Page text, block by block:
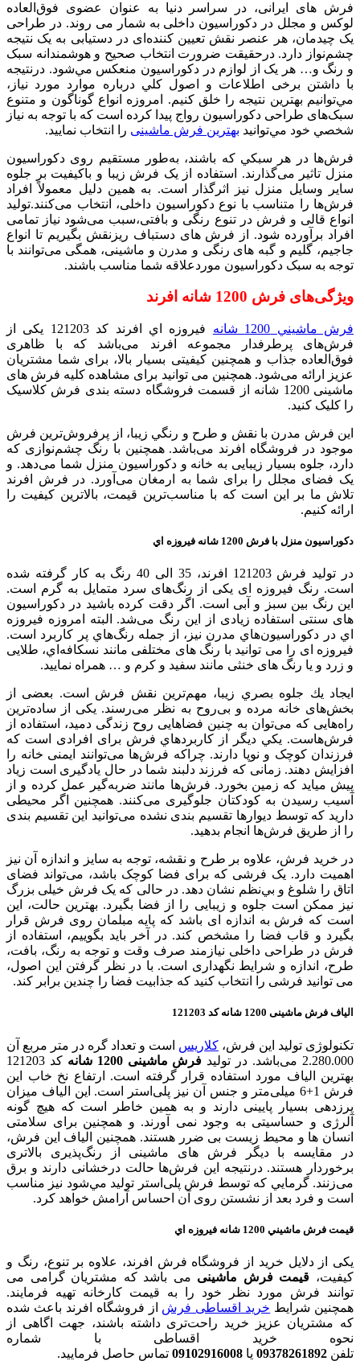
فرش های ایرانی، در سراسر دنیا به عنوان عضوی فوق‌العاده
لوکس و مجلل در دکوراسیون داخلی به شمار می روند. در طراحی
یک چیدمان، هر عنصر نقش تعیین کننده‌ای در دستیابی به یک نتیجه
چشم‌نواز دارد. درحقیقت ضرورت انتخاب صحیح و هوشمندانه سبک
و رنگ و… هر یک از لوازم در دکوراسیون منعكس مي‌شود. درنتیجه
با داشتن برخی اطلاعات و اصول كلي درباره موارد مورد نياز،
مي‌توانيم بهترين نتيجه را خلق كنيم. امروزه انواع گوناگون و متنوع
سبک­‌های طراحی دکوراسیون رواج پیدا کرده‌ است كه با توجه به نیاز
شخصي خود مي‌توانيد بهترین فرش ماشینی را انتخاب نماييد.
فرش‌ها در هر سبكي كه باشند، به‌طور مستقیم روی دکوراسیون
منزل تاثیر می‌گذارند. استفاده از یک فرش زیبا و باکیفیت بر جلوه
سایر وسایل منزل نیز اثرگذار است. به همین دلیل معمولاً افراد
فرش‌ها را متناسب با نوع دکوراسیون داخلی، انتخاب می‌کنند.تولید
انواع قالی و فرش در تنوع رنگی و بافتی،سبب می‌شود نیاز تمامی
افراد برآورده شود. از فرش های دستباف ریزنقش بگيريم تا انواع
جاجیم، گلیم و گبه های رنگی و مدرن و ماشینی، همگی می‌توانند با
توجه به سبک دکوراسیون موردعلاقه شما مناسب باشند.
ویژگی‌های فرش 1200 شانه افرند
فرش ماشيني 1200 شانه
فيروزه اي افرند کد 121203 یکی از
فرش‌های پرطرفدار مجموعه افرند می‌باشد که با ظاهری
فوق‌العاده جذاب و همچنین کیفیتی بسیار بالا، برای شما مشتریان
عزیز ارائه می‌شود. همچنین می توانید برای مشاهده کلیه فرش های
ماشینی 1200 شانه از قسمت فروشگاه دسته بندی فرش کلاسیک
را کلیک کنید.
اين فرش مدرن با نقش و طرح و رنگي زیبا، از پرفروش‌ترین فرش‌
موجود در فروشگاه افرند می‌باشد. همچنین با رنگ چشم‌نوازی که
دارد، جلوه بسیار زیبایی به خانه و دکوراسیون منزل شما می‌دهد. و
یک فضای مجلل را برای شما به ارمغان می‌آورد. در فرش افرند
تلاش ما بر این است که با مناسب‌ترین قیمت، بالاترین کیفیت را
ارائه کنیم.
دکوراسیون منزل با فرش 1200 شانه فيروزه اي
در تولید فرش 121203 افرند، 35 الی 40 رنگ به کار گرفته شده
است. رنگ فیروزه ای یکی از رنگ‌های سرد متمایل به گرم است.
این رنگ بین سبز و آبی است. اگر دقت کرده باشید در دکوراسیون
های سنتی استفاده زیادی از این رنگ می‌شد. البته امروزه فيروزه
اي در دكوراسيون‌هاي مدرن نيز، از جمله رنگ‌هاي پر كاربرد است.
فیروزه ای را می توانید با رنگ های مختلفی مانند نسكافه‌اي، طلایی
و زرد و يا رنگ های خنثی مانند سفید و کرم و … همراه نماييد.
ايجاد يك جلوه بصري زيبا، مهم‌ترين نقش فرش است. بعضی از
بخش‌های خانه مرده و بی‌روح به نظر می‌رسند. یکی از ساده‌ترين
راه‌هایی که می‌توان به چنین فضاهایی روح زندگی دمید، استفاده از
فرش‌هاست. يكي ديگر از كاربردهاي فرش برای افرادی است که
فرزندان کوچک و نوپا دارند. چراكه فرش‌ها می‌توانند ایمنی خانه را
افزایش دهند. زمانی که فرزند دلبند شما در حال یادگیری است زیاد
پیش میاید که زمین بخورد. فرش‌ها مانند ضربه‌گیر عمل کرده و از
آسیب رسيدن به کودکتان جلوگیری می‌کنند. همچنين اگر محیطی
دارید که توسط دیوار‌ها تقسیم بندی نشده می‌توانید این تقسیم بندی
را از طریق فرش‌ها انجام بدهید.
در خريد فرش، علاوه بر طرح و نقشه، توجه به سایز و اندازه آن نيز
اهميت دارد. یک فرشی که برای فضا کوچک باشد، می‌تواند فضای
اتاق را شلوغ و بي‌نظم نشان دهد. در حالی که یک فرش خیلی بزرگ
نیز ممکن است جلوه و زیبایی را از فضا بگیرد. بهترین حالت، این
است که فرش به اندازه ای باشد که پایه مبلمان روی فرش قرار
بگیرد و قاب فضا را مشخص کند. در آخر باید بگوییم، استفاده از
فرش در طراحی داخلی نیازمند صرف وقت و توجه به رنگ، بافت،
طرح، اندازه و شرایط نگهداری است. با در نظر گرفتن این اصول،
می توانید فرشی را انتخاب کنید که جذابيت فضا را چندین برابر کند.
الیاف فرش ماشینی 1200 شانه کد 121203
تکنولوژی تولید این فرش، کلاریس است و تعداد گره در متر مربع آن
2.280.000 می‌باشد. در تولید
فرش ماشینی 1200 شانه
کد 121203
بهترین الیاف مورد استفاده قرار گرفته است. ارتفاع نخ خاب این
فرش 1+6 میلی‌متر و جنس آن نیز پلی‌استر است. این الیاف میزان
پرزدهی بسیار پایینی دارند و به همین خاطر است که هیچ گونه
آلرژی و حساسیتی به وجود نمی آورند. و همچنین برای سلامتی
انسان ها و محیط زیست بی ضرر هستند. همچنین الیاف این فرش،
در مقایسه با دیگر فرش های ماشینی از رنگ‌پذیری بالاتری
برخوردار هستند. درنتیجه این فرش‌ها حالت درخشانی دارند و برق
می‌زنند. گرمایي كه توسط فرش پلی‌استر توليد مي‌شود نیز مناسب
است و فرد بعد از نشستن روی آن احساس آرامش خواهد کرد.
قیمت فرش ماشيني 1200 شانه فيروزه اي
یکی از دلایل خرید از فروشگاه فرش افرند، علاوه بر تنوع، رنگ و
کیفیت، قیمت فرش ماشینی می باشد که مشتریان گرامی می
توانند فرش مورد نظر خود را به قیمت کارخانه تهیه فرمایند.
همچنین شرایط خرید اقساطی فرش از فروشگاه افرند باعث شده
که مشتریان عزیز خرید راحت‌تری داشته باشند، جهت اگاهی از
نحوه خرید اقساطی با شماره
تلفن 09378261892 یا 09102916008 تماس حاصل فرمایید.